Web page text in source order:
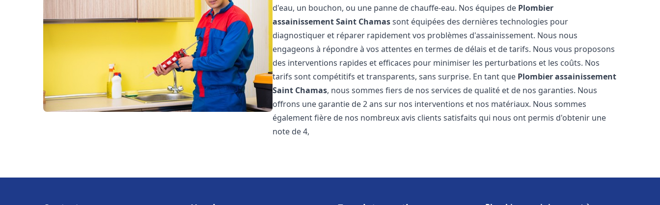
d'eau, un bouchon, ou une panne de chauffe-eau. Nos équipes de Plombier
assainissementSaint Chamassont équipées des dernières technologies pour
diagnostiquer et réparer rapidement vos problèmes d'assainissement. Nous nous
engageons à répondre à vos attentes en termes de délais et de tarifs. Nous vous proposons
des interventions rapides et efficaces pour minimiser les perturbations et les coûts. Nos
tarifs sont compétitifs et transparents, sans surprise. En tant que Plombier assainissement
Saint Chamas, nous sommes fiers de nos services de qualité et de nos garanties. Nous
offrons une garantie de 2 ans sur nos interventions et nos matériaux. Nous sommes
également fière de nos nombreux avis clients satisfaits qui nous ont permis d'obtenir une
note de 4,